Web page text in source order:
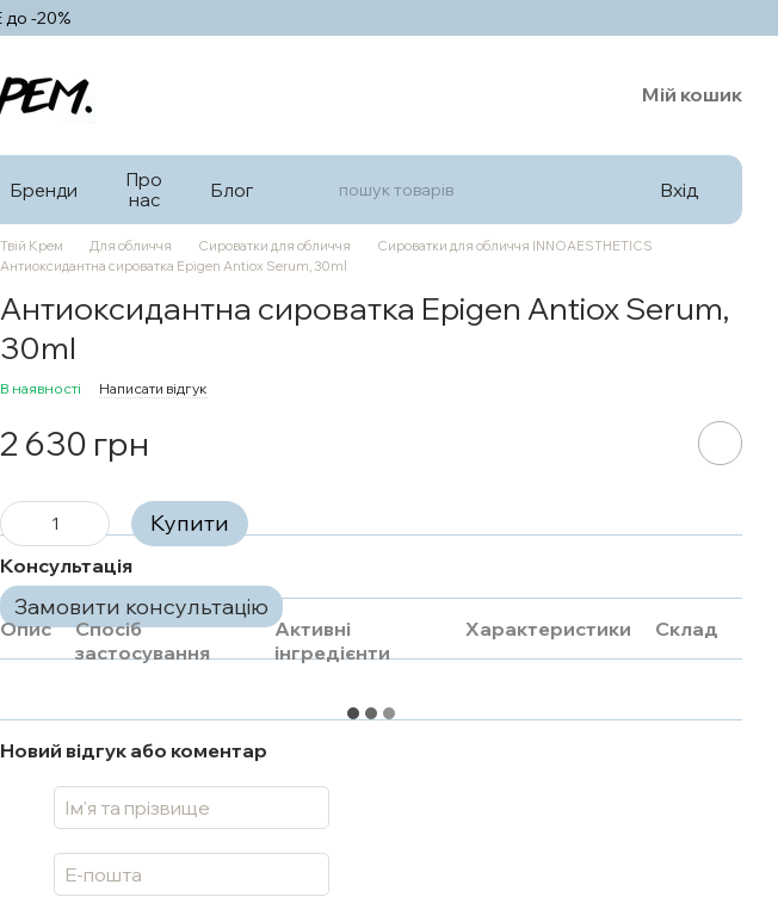
до -20%
Мій кошик
Бренди
Про
нас
Блог Вхід
Твій Крем Для обличчя Сироватки для обличчя
Сироватки для обличчя INNOAESTHETICS
Антиоксидантна сироватка Epigen Antiox Serum, 30ml
Антиоксидантна сироватка Epigen Antiox Serum,
30ml
В наявності Написати відгук
2 630 грн
Купити
Консультація
Замовити консультацію
Опис
Спосіб
застосування
Активні
інгредієнти
Характеристики Склад
Новий відгук або коментар